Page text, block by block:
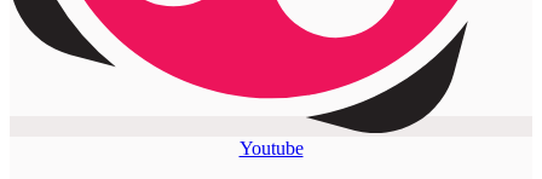
Youtube